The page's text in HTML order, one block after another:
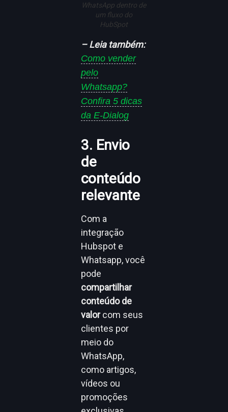
WhatsApp dentro de
um fluxo do
HubSpot
– Leia também:
Como vender
pelo
Whatsapp?
Confira 5 dicas
da E-Dialog
3. Envio
de
conteúdo
relevante
Com a
integração
Hubspot e
Whatsapp, você
pode
compartilhar
conteúdo de
valorcom seus
clientes por
meio do
WhatsApp,
como artigos,
vídeos ou
promoções